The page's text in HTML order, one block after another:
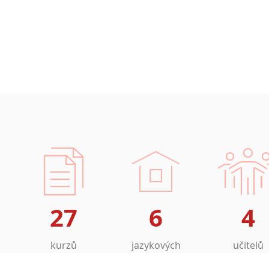
27
kurzů
6
jazykových
4
učitelů